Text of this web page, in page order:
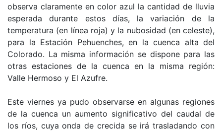
observa claramente en color azul la cantidad de lluvia
esperada durante estos días, la variación de la
temperatura (en línea roja) y la nubosidad (en celeste),
para la Estación Pehuenches, en la cuenca alta del
Colorado. La misma información se dispone para las
otras estaciones de la cuenca en la misma región:
Valle Hermoso y El Azufre.
Este viernes ya pudo observarse en algunas regiones
de la cuenca un aumento significativo del caudal de
los ríos, cuya onda de crecida se irá trasladando con